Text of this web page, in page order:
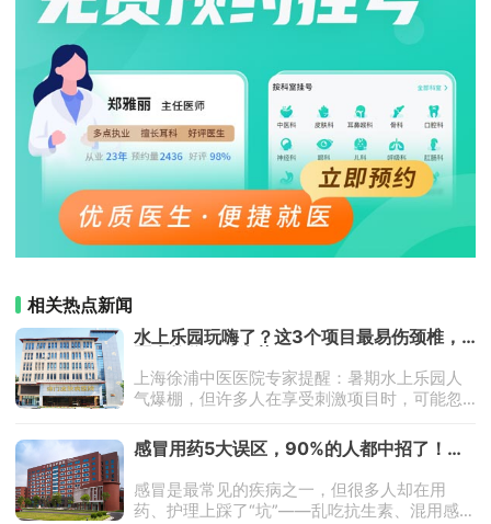
相关热点新闻
水上乐园玩嗨了？这3个项目最易伤颈椎，
上海徐浦中医医院专家提醒：暑期水上乐园人
气爆棚，但许多人在享受刺激项目时，可能忽
浪、漂流这三类项目因惯性冲击大，容易导致
颈椎挥鞭伤（头颈部突然后仰或侧偏），严
​​感冒用药5大误区，90%的人都中招了！医
感冒是最常见的疾病之一，但很多人却在用
药、护理上踩了“坑”——乱吃抗生素、混用感冒